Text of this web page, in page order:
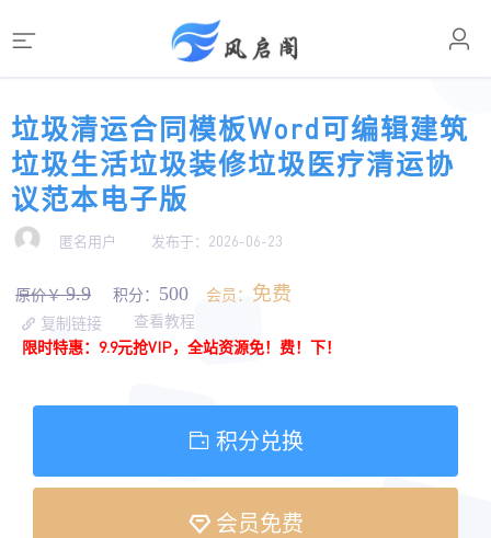
垃圾清运合同模板Word可编辑建筑
垃圾生活垃圾装修垃圾医疗清运协
议范本电子版
匿名用户 发布于：2026-06-23
原价￥9.9 积分： 500 会员： 免费
复制链接
查看教程
限时特惠：9.9元抢VIP，全站资源免！费！下！
积分兑换
会员免费